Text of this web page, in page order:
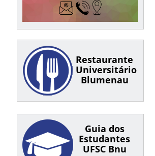
Restaurante
Universitário
Blumenau
Guia dos
Estudantes
UFSC Bnu